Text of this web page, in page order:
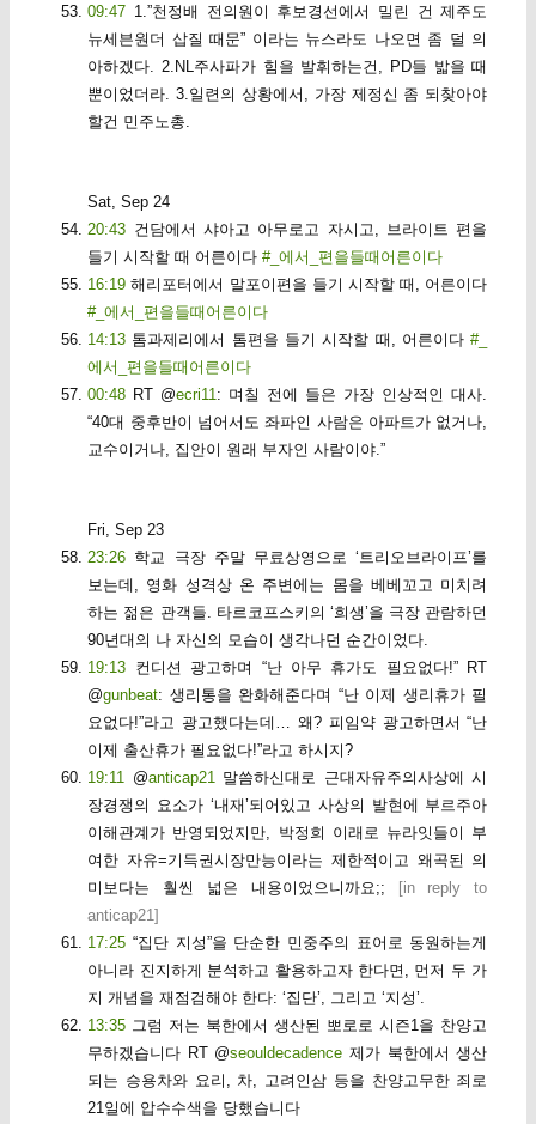
09:47 1.”천정배 전의원이 후보경선에서 밀린 건 제주도
뉴세븐원더 삽질 때문” 이라는 뉴스라도 나오면 좀 덜 의
아하겠다. 2.NL주사파가 힘을 발휘하는건, PD들 밟을 때
뿐이었더라. 3.일련의 상황에서, 가장 제정신 좀 되찾아야
할건 민주노총.
Sat, Sep 24
20:43 건담에서 샤아고 아무로고 자시고, 브라이트 편을
들기 시작할 때 어른이다#_에서_편을들때어른이다
16:19 해리포터에서 말포이편을 들기 시작할 때, 어른이다
#_에서_편을들때어른이다
14:13 톰과제리에서 톰편을 들기 시작할 때, 어른이다#_
에서_편을들때어른이다
00:48 RT @ecri11 : 며칠 전에 들은 가장 인상적인 대사.
“40대 중후반이 넘어서도 좌파인 사람은 아파트가 없거나,
교수이거나, 집안이 원래 부자인 사람이야.”
Fri, Sep 23
23:26 학교 극장 주말 무료상영으로 ‘트리오브라이프’를
보는데, 영화 성격상 온 주변에는 몸을 베베꼬고 미치려
하는 젊은 관객들. 타르코프스키의 ‘희생’을 극장 관람하던
90년대의 나 자신의 모습이 생각나던 순간이었다.
19:13 컨디션 광고하며 “난 아무 휴가도 필요없다!” RT
@gunbeat: 생리통을 완화해준다며 “난 이제 생리휴가 필
요없다!”라고 광고했다는데… 왜? 피임약 광고하면서 “난
이제 출산휴가 필요없다!”라고 하시지?
19:11
@anticap21
말씀하신대로 근대자유주의사상에 시
장경쟁의 요소가 ‘내재’되어있고 사상의 발현에 부르주아
이해관계가 반영되었지만, 박정희 이래로 뉴라잇들이 부
여한 자유=기득권시장만능이라는 제한적이고 왜곡된 의
미보다는 훨씬 넓은 내용이었으니까요;; [in reply to
anticap21]
17:25 “집단 지성”을 단순한 민중주의 표어로 동원하는게
아니라 진지하게 분석하고 활용하고자 한다면, 먼저 두 가
지 개념을 재점검해야 한다: ‘집단’, 그리고 ‘지성’.
13:35 그럼 저는 북한에서 생산된 뽀로로 시즌1을 찬양고
무하겠습니다 RT @seouldecadence 제가 북한에서 생산
되는 승용차와 요리, 차, 고려인삼 등을 찬양고무한 죄로
21일에 압수수색을 당했습니다